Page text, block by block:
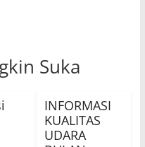
Suka
INFORMASI
KUALITAS
UDARA